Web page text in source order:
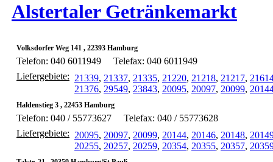
Alstertaler Getränkemarkt
Volksdorfer Weg 141 , 22393 Hamburg
Telefon: 040 6011949
Telefax: 040 6011949
Liefergebiete: 21339, 21337, 21335, 21220, 21218, 21217,
21376, 29549, 23843, 20095, 20097, 20099,
Haldenstieg 3 , 22453 Hamburg
Telefon: 040 / 55773627
Telefax: 040 / 55773628
Liefergebiete: 20095, 20097, 20099, 20144, 20146, 20148,
20255, 20257, 20259, 20354, 20355, 20357,